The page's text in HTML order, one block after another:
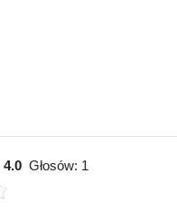
4.0 Głosów: 1